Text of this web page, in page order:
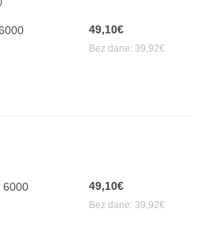
49,10€
Bez dane: 39,92€
6000
49,10€
Bez dane: 39,92€